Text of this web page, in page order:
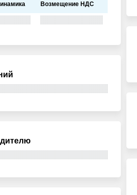
Возмещение НДС